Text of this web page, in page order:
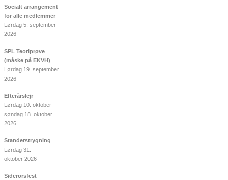
Socialt arrangement
for alle medlemmer
Lørdag 5. september
2026
SPL Teoriprøve
(måske på EKVH)
Lørdag 19. september
2026
Efterårslejr
Lørdag 10. oktober -
søndag 18. oktober
2026
Standerstrygning
Lørdag 31.
oktober 2026
Siderorsfest